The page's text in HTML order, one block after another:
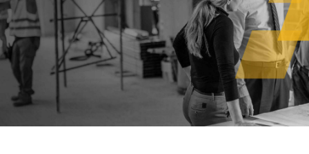
(Intégration, Résidence
et Nationalité) – Test
d’évaluation de français